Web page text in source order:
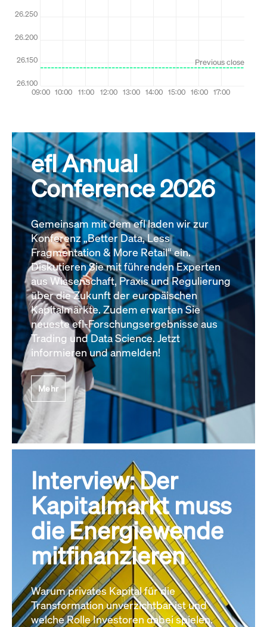
efl Annual
Conference 2026
Gemeinsam mit dem efl laden wir zur
Konferenz „Better Data, Less
Fragmentation & More Retail“ ein.
Diskutieren Sie mit führenden Experten
aus Wissenschaft, Praxis und Regulierung
über die Zukunft der europäischen
Kapitalmärkte. Zudem erwarten Sie
neueste efl-Forschungsergebnisse aus
Trading und Data Science. Jetzt
informieren und anmelden!
Mehr
Interview: Der
Kapitalmarkt muss
die Energiewende
mitfinanzieren
Warum privates Kapital für die
Transformation unverzichtbar ist und
welche Rolle Investoren dabei spielen.